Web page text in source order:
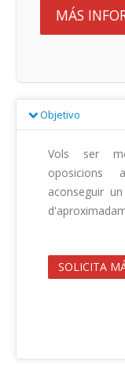
MÁS
Objetivo
Vols ser
oposicions
aconseguir
SOLICITA